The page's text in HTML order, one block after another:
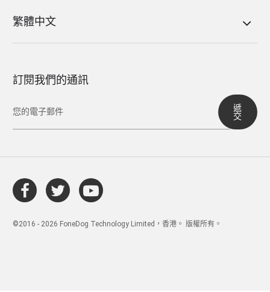
繁體中文
訂閱我們的通訊
遞
交
©2016 - 2026 FoneDog Technology Limited，香港。 版權所有。